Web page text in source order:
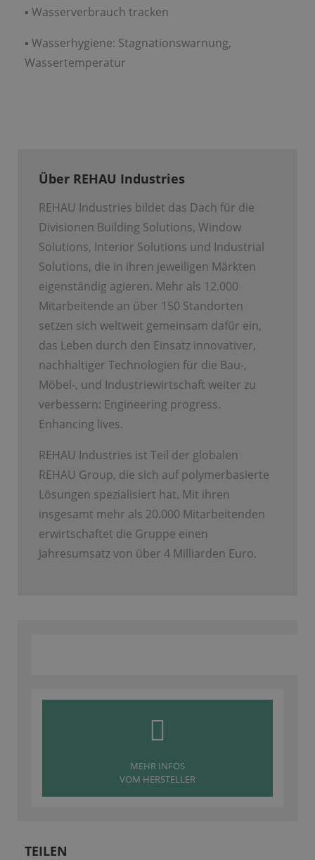
▪ Wasserverbrauch tracken
▪ Wasserhygiene: Stagnationswarnung,
Wassertemperatur
Über REHAU Industries
REHAU Industries bildet das Dach für die
Divisionen Building Solutions, Window
Solutions, Interior Solutions und Industrial
Solutions, die in ihren jeweiligen Märkten
eigenständig agieren. Mehr als 12.000
Mitarbeitende an über 150 Standorten
setzen sich weltweit gemeinsam dafür ein,
das Leben durch den Einsatz innovativer,
nachhaltiger Technologien für die Bau-,
Möbel-, und Industriewirtschaft weiter zu
verbessern: Engineering progress.
Enhancing lives.
REHAU Industries ist Teil der globalen
REHAU Group, die sich auf polymerbasierte
Lösungen spezialisiert hat. Mit ihren
insgesamt mehr als 20.000 Mitarbeitenden
erwirtschaftet die Gruppe einen
Jahresumsatz von über 4 Milliarden Euro.
MEHR INFOS
VOM HERSTELLER
TEILEN